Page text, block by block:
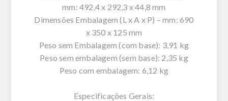
mm: 492,4 x 292,3 x 44,8 mm
Dimensões Embalagem (L x A x P) – mm: 690
x 350 x 125 mm
Peso sem Embalagem (com base): 3,91 kg
Peso sem embalagem (sem base): 2,35 kg
Peso com embalagem: 6,12 kg
Especificações Gerais: